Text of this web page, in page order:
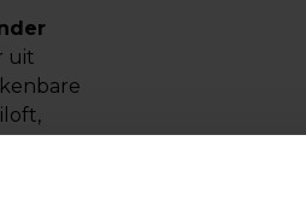
uit
voor